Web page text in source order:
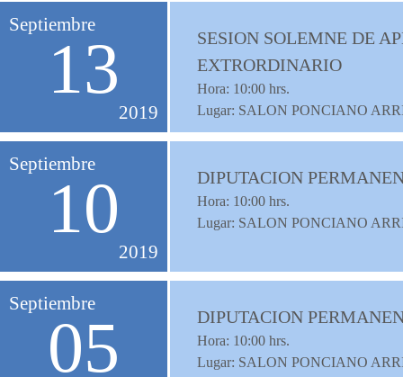
Septiembre
13
2019
SESION SOLEMNE DE
EXTRORDINARIO
Hora: 10:00 hrs.
Lugar: SALON PONCIANO
Septiembre
10
2019
DIPUTACION
Hora: 10:00 hrs.
Lugar: SALON PONCIANO
Septiembre
05 DIPUTACION
Hora: 10:00 hrs.
Lugar: SALON PONCIANO